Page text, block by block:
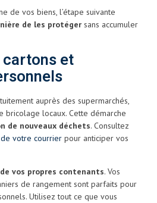
de vos biens, l’étape suivante
de les protéger sans accumuler
et
auprès des supermarchés,
bricolage locaux. Cette démarche
de nouveaux déchets. Consultez
votre courrier pour anticiper vos
vos propres contenants. Vos
de rangement sont parfaits pour
Utilisez tout ce que vous